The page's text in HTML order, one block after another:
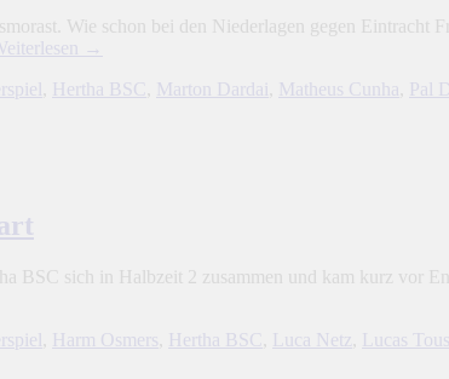
Wie schon bei den Niederlagen gegen Eintracht
→
Hertha BSC Marton Dardai Matheus Cunha Pal
sich in Halbzeit 2 zusammen und kam kurz vor
Harm Osmers Hertha BSC Luca Netz Lucas